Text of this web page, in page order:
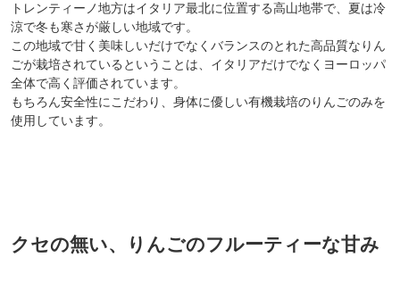
トレンティーノ地方はイタリア最北に位置する高山地帯で、夏は冷
涼で冬も寒さが厳しい地域です。
この地域で甘く美味しいだけでなくバランスのとれた高品質なりん
ごが栽培されているということは、イタリアだけでなくヨーロッパ
全体で高く評価されています。
もちろん安全性にこだわり、身体に優しい有機栽培のりんごのみを
使用しています。
クセの無い、りんごのフルーティーな甘み